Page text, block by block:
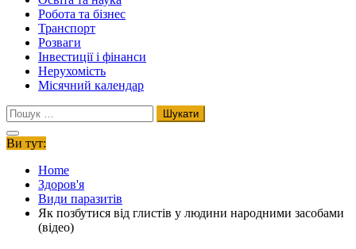
Робота та бізнес
Транспорт
Розваги
Інвестиції і фінанси
Нерухомість
Місячний календар
Пошук:
Ви тут:
Home
Здоров'я
Види паразитів
Як позбутися від глистів у людини народними засобами
(відео)